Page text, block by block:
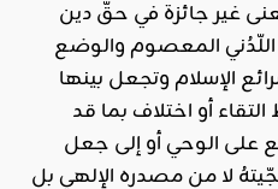
غير جائزة في حقّ دين
اللّدُني المعصوم والوضع
الإسلام وتجعل بينها
أو اختلاف بما قد
على الوحي أو إلى جعل
لا من مصدره الإلهي بل